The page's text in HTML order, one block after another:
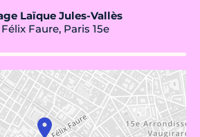
Laïque Jules-Vallès
Faure, Paris 15e